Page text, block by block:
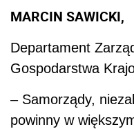
MARCIN SAWICKI,
Departament
Gospodarstwa
– Samorządy,
powinny w